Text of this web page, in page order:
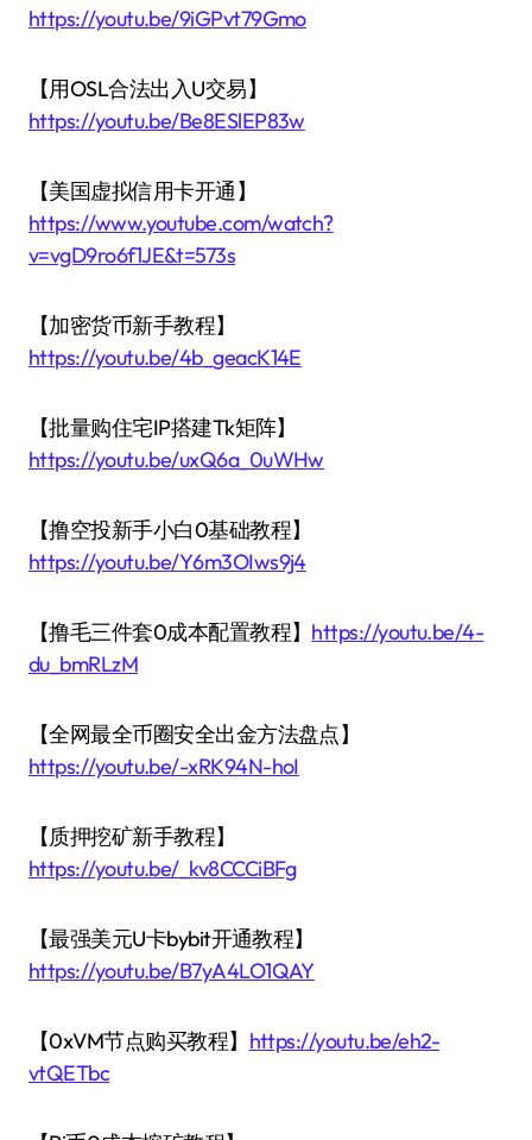
https://youtu.be/9iGPvt79Gmo
【用OSL合法出入U交易】
https://youtu.be/Be8ESlEP83w
【美国虚拟信用卡开通】
https://www.youtube.com/watch?
v=vgD9ro6f1JE&t=573s
【加密货币新手教程】
https://youtu.be/4b_geacK14E
【批量购住宅IP搭建Tk矩阵】
https://youtu.be/uxQ6a_0uWHw
【撸空投新手小白0基础教程】
https://youtu.be/Y6m3OIws9j4
【撸毛三件套0成本配置教程】 https://youtu.be/4-
du_bmRLzM
【全网最全币圈安全出金方法盘点】
https://youtu.be/-xRK94N-hoI
【质押挖矿新手教程】
https://youtu.be/_kv8CCCiBFg
【最强美元U卡bybit开通教程】
https://youtu.be/B7yA4LO1QAY
【0xVM节点购买教程】 https://youtu.be/eh2-
vtQETbc